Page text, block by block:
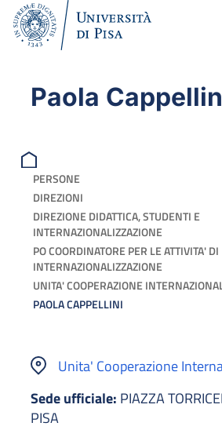
Paola
PERSONE
DIREZIONI
DIREZIONE DIDATTICA, STUDENTI E
INTERNAZIONALIZZAZIONE
PO COORDINATORE PER LE ATTIVITA' DI
INTERNAZIONALIZZAZIONE
UNITA' COOPERAZIONE
PAOLA CAPPELLINI
Unita' Cooperazione
Sede ufficiale: PIAZZA
PISA